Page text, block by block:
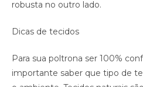
robusta no outro lado.
Dicas de tecidos
Para sua poltrona ser 100%
importante saber que tipo de